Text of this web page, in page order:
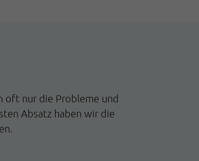
oft nur die Probleme und
Absatz haben wir die